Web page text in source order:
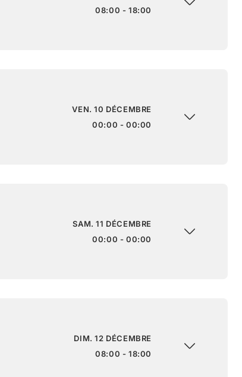
08:00 - 18:00
VEN. 10 DÉCEMBRE
00:00 - 00:00
SAM. 11 DÉCEMBRE
00:00 - 00:00
DIM. 12 DÉCEMBRE
08:00 - 18:00